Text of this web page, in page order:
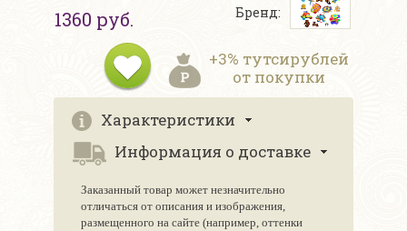
1360 руб. Бренд:
+3% тутсирублей
от покупки
Характеристики
Информация о доставке
Заказанный товар может незначительно
отличаться от описания и изображения,
размещенного на сайте (например, оттенки